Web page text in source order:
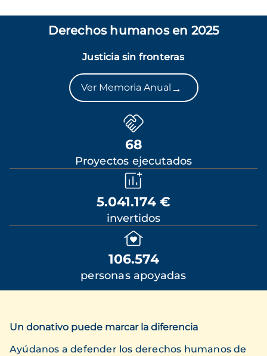
Derechos humanos en 2025
Justicia sin fronteras
Ver Memoria Anual →
68
Proyectos ejecutados
5.041.174 €
invertidos
106.574
personas apoyadas
Un donativo puede marcar la diferencia
Ayúdanos a defender los derechos humanos de